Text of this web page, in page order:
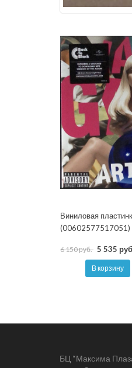
Виниловая
(00602577517051)
6 150 руб. 5 535
В корзину
БЦ “Максима